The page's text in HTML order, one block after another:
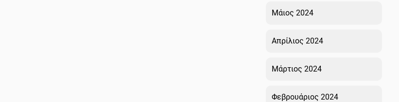
Μάιος 2024
Απρίλιος 2024
Μάρτιος 2024
Φεβρουάριος 2024